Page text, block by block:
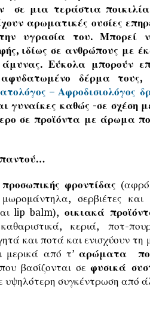
σε μια τεράστια
αρωματικές ουσίες
υγρασία του. Μπορεί
ιδίως σε ανθρώπους με
Εύκολα μπορούν
δέρμα τους,
–Αφροδισιολόγος
γυναίκες καθώς -σε σχέση
σε προϊόντα με άρωμα
φροντίδας
σερβιέτες και
lip balm), οικιακά
κεριά, ποτ-
και ποτά και ενισχύουν
μερικά από τ’αρώματα που
βασίζονται σεφυσικά
υψηλότερη συγκέντρωση από